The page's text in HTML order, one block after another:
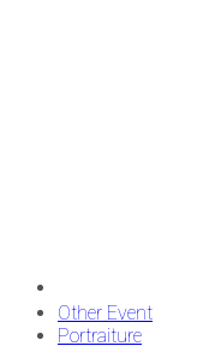
Other Event
Portraiture